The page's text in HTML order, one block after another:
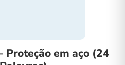
Proteção em aço (24